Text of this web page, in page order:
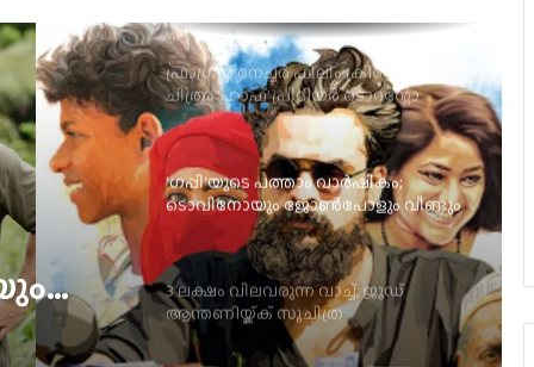
‘ഗപ്പി‘യുടെ പത്താം വാർഷികം;
ടൊവിനോയും ജോൺപോളും വീണ്ടും
ഒന്നിക്കുന്നു
3 ലക്ഷം വിലവരുന്ന വാച്ച്, ജൂഡ്
ആന്തണിയ്ക്ക് സുചിത്ര
മോഹൻലാലിൻറെ സ്നേഹ സമ്മാനം
ഞെട്ടിക്കാൻ ഉർവശിയും ജോജുവും,
‘ആശ’യുടെ പോസ്റ്റർ പുറത്ത്; റിലീസ്
സെപ്റ്റംബർ 4-ന്